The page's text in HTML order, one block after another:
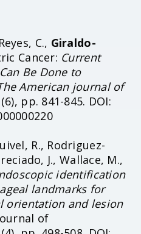
C., Giraldo-
Cancer: Current
Be Done to
American journal of
pp. 841-845. DOI:
R., Rodriguez-
J., Wallace, M.,
identification
landmarks for
orientation and lesion
of